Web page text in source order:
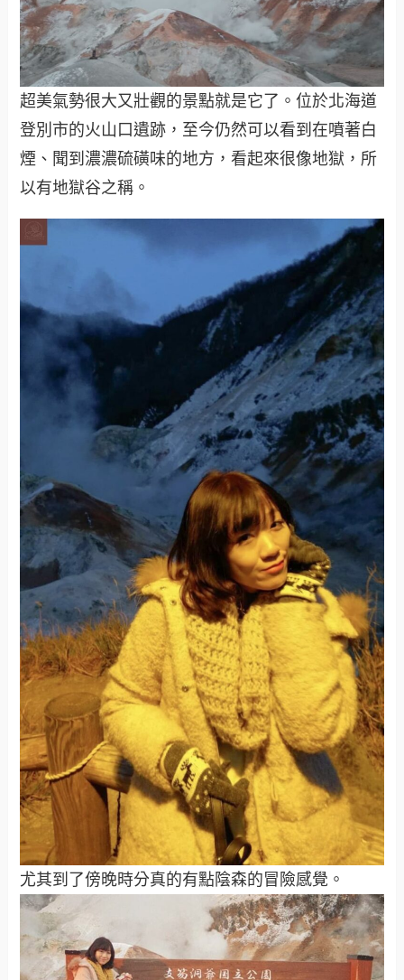
超美氣勢很大又壯觀的景點就是它了。位於北海道
登別市的火山口遺跡，至今仍然可以看到在噴著白
煙、聞到濃濃硫磺味的地方，看起來很像地獄，所
以有地獄谷之稱。
尤其到了傍晚時分真的有點陰森的冒險感覺。